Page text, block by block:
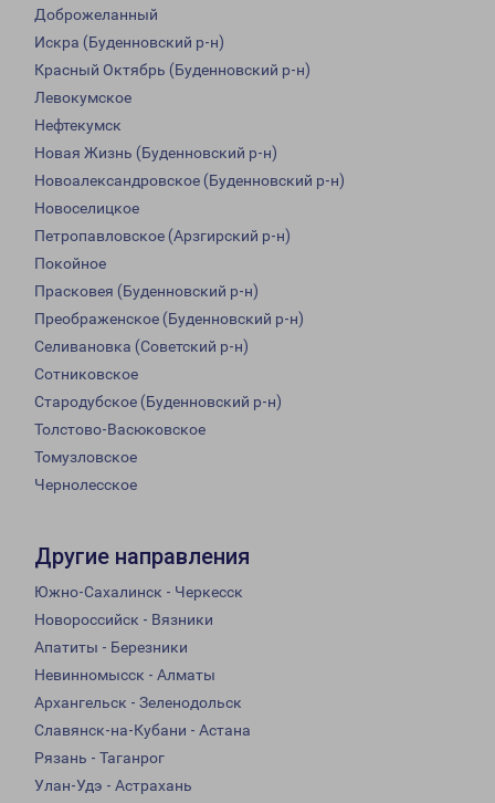
Доброжеланный
Искра (Буденновский р-н)
Красный Октябрь (Буденновский р-н)
Левокумское
Нефтекумск
Новая Жизнь (Буденновский р-н)
Новоалександровское (Буденновский р-н)
Новоселицкое
Петропавловское (Арзгирский р-н)
Покойное
Прасковея (Буденновский р-н)
Преображенское (Буденновский р-н)
Селивановка (Советский р-н)
Сотниковское
Стародубское (Буденновский р-н)
Толстово-Васюковское
Томузловское
Чернолесское
Другие направления
Южно-Сахалинск - Черкесск
Новороссийск - Вязники
Апатиты - Березники
Невинномысск - Алматы
Архангельск - Зеленодольск
Славянск-на-Кубани - Астана
Рязань - Таганрог
Улан-Удэ - Астрахань